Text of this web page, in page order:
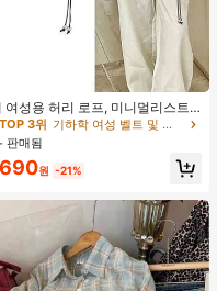
여성용 허리 로프, 미니멀리스트
미안 패션 매듭 허리 벨트, 드레
캐주얼 팬츠와 함께 일상 착용에
한 장식용 허리 액세서리
기하학 여성 벨트 및 벨트 액세서리
거의 매진!
3위
기하학 여성 벨트 및 벨트 액세서리
거의 매진!
3위
기하학 여성 벨트 및 벨트 액세서리
거의 매진!
3위
판매됨
원 -21%